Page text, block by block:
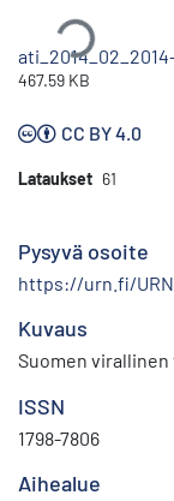
467.59 KB
CC BY 4.0
Lataukset 61
Pysyvä osoite
https://urn.fi/
Kuvaus
Suomen virallinen
ISSN
1798-7806
Aihealue